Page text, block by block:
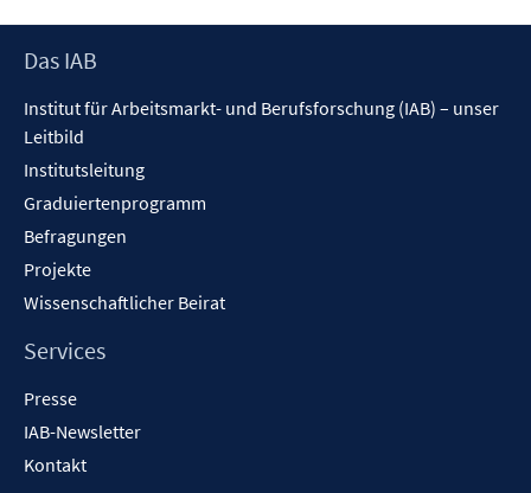
Footer
Das IAB
Institut für Arbeitsmarkt- und Berufsforschung (IAB) – unser
Leitbild
Institutsleitung
Graduiertenprogramm
Befragungen
Projekte
Wissenschaftlicher Beirat
Services
Presse
IAB-Newsletter
Kontakt